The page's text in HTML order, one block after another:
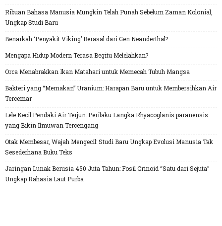
Ribuan Bahasa Manusia Mungkin Telah Punah Sebelum Zaman Kolonial,
Ungkap Studi Baru
Benarkah ‘Penyakit Viking’ Berasal dari Gen Neanderthal?
Mengapa Hidup Modern Terasa Begitu Melelahkan?
Orca Menabrakkan Ikan Matahari untuk Memecah Tubuh Mangsa
Bakteri yang “Memakan” Uranium: Harapan Baru untuk Membersihkan Air
Tercemar
Lele Kecil Pendaki Air Terjun: Perilaku Langka Rhyacoglanis paranensis
yang Bikin Ilmuwan Tercengang
Otak Membesar, Wajah Mengecil: Studi Baru Ungkap Evolusi Manusia Tak
Sesederhana Buku Teks
Jaringan Lunak Berusia 450 Juta Tahun: Fosil Crinoid “Satu dari Sejuta”
Ungkap Rahasia Laut Purba